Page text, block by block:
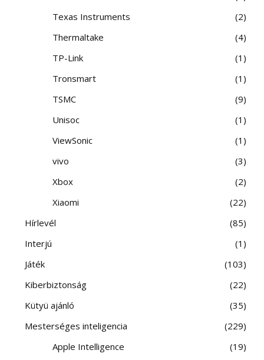
Texas Instruments
2
Thermaltake
4
TP-Link
1
Tronsmart
1
TSMC
9
Unisoc
1
ViewSonic
1
vivo
3
Xbox
2
Xiaomi
22
Hírlevél
85
Interjú
1
Játék
103
Kiberbiztonság
22
Kütyü ajánló
35
Mesterséges inteligencia
229
Apple Intelligence
19